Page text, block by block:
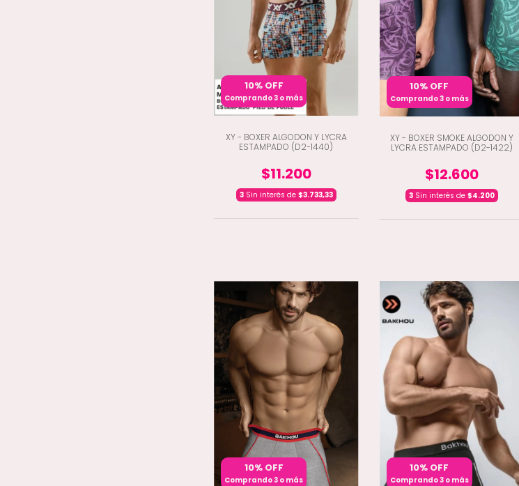
10% OFF
Comprando 3 o más
XY - BOXER ALGODON Y LYCRA
ESTAMPADO (D2-1440)
$11.200
3Sin interés de $3.733,33
10% OFF
Comprando 3 o más
XY - BOXER SMOKE ALGODON Y
LYCRA ESTAMPADO (D2-1422)
$12.600
3Sin interés de $4.200
10% OFF
Comprando 3 o más
10% OFF
Comprando 3 o más